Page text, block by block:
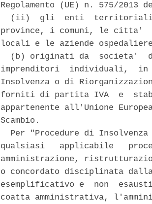
Regolamento (UE) n. 575/2013
(ii)  gli  enti
province, i comuni, le citta'
locali e le aziende
(b) originati da  societa'
imprenditori  individuali,  in
Insolvenza o di
forniti di partita IVA  e
appartenente all'Unione
Scambio.
Per "Procedure di
qualsiasi   applicabile
amministrazione,
o concordato disciplinata
esemplificativo e  non
coatta amministrativa,